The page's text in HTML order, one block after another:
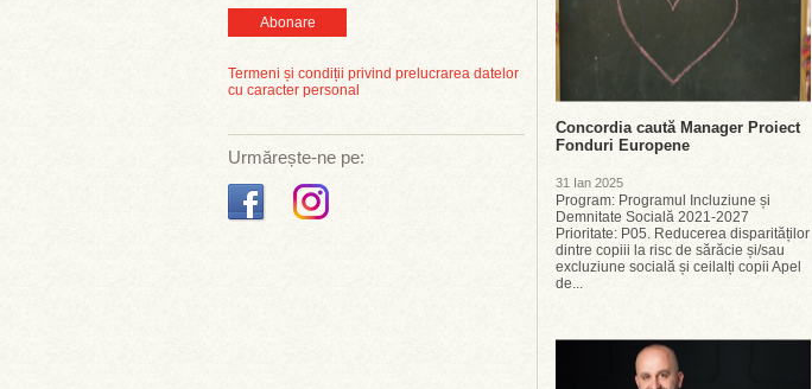
Abonare
Termeni și condiții privind prelucrarea datelor
cu caracter personal
Urmărește-ne pe:
Concordia caută Manager Proiect
Fonduri Europene
31 Ian 2025
Program: Programul Incluziune și
Demnitate Socială 2021-2027
Prioritate: P05. Reducerea disparităților
dintre copiii la risc de sărăcie și/sau
excluziune socială și ceilalți copii Apel
de...